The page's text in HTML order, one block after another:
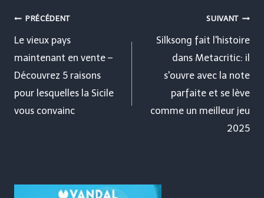
Navigation
de
l’article
PRÉCÉDENT
Le vieux pays
maintenant en vente –
Découvrez 5 raisons
pour lesquelles la Sicile
vous convainc
SUIVANT
Silksong fait l'histoire
dans Metacritic: il
s'ouvre avec la note
parfaite et se lève
comme un meilleur jeu
2025